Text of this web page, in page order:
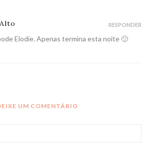
Elodie. Apenas termina esta noite 🙂
RESPONDER
UM COMENTÁRIO